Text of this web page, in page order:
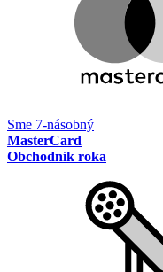
Sme 7-násobný
MasterCard
Obchodník roka